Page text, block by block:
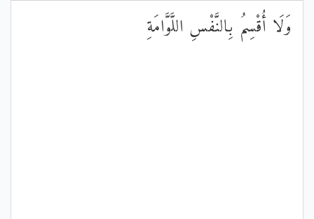
وَلَا أُقْسِمُ بِالنَّفْسِ اللَّوَّامَةِ